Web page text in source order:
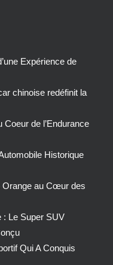
Expérience de
chinoise redéfinit la
de l’Endurance
Historique
Orange au Cœur des
: Le Super SUV
Qui A Conquis